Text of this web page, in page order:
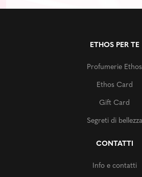
ETHOS PER TE
Profumerie Ethos
Ethos Card
Gift Card
Segreti di bellezza
CONTATTI
Info e contatti